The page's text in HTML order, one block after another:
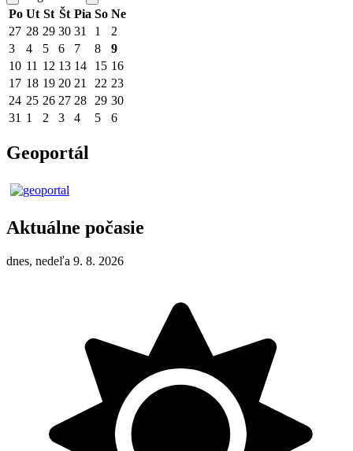
Po Ut St Št Pia So Ne
27 28 29 30 31 1
2
3
4 5 6 7 8
9
10 11 12 13 14 15 16
17 18 19 20 21 22 23
24 25 26 27 28 29 30
31 1 2 3 4 5 6
Geoportál
Aktuálne počasie
dnes, nedeľa 9. 8. 2026